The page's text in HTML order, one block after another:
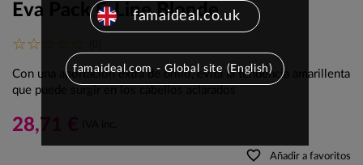
Eva Pack E-Line Blonde
Con una aportación extra de brillo, evita la tendencia amarillenta
que puede surgir en los cabellos aclarados
28,71 €
favorite_border Añadir a favoritos
famaideal.co.uk
famaideal.com - Global site (English)